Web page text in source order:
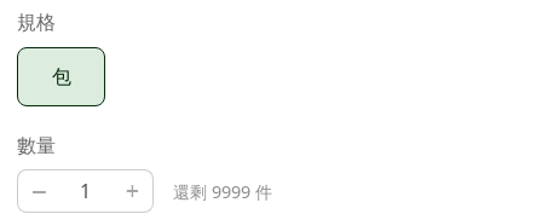
規格
包
數量
– + 還剩 9999 件